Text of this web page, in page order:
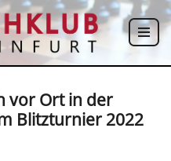
vor Ort in der
Blitzturnier 2022